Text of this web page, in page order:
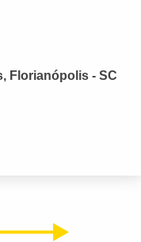
Florianópolis - SC